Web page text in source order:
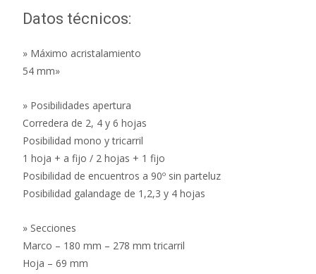
Datos técnicos:
» Máximo acristalamiento
54 mm»
» Posibilidades apertura
Corredera de 2, 4 y 6 hojas
Posibilidad mono y tricarril
1 hoja + a fijo / 2 hojas + 1 fijo
Posibilidad de encuentros a 90º sin parteluz
Posibilidad galandage de 1,2,3 y 4 hojas
» Secciones
Marco – 180 mm – 278 mm tricarril
Hoja – 69 mm